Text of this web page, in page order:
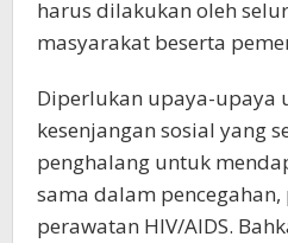
harus dilakukan oleh
masyarakat beserta
Diperlukan upaya-upaya
kesenjangan sosial yang
penghalang untuk
sama dalam
perawatan HIV/AIDS.